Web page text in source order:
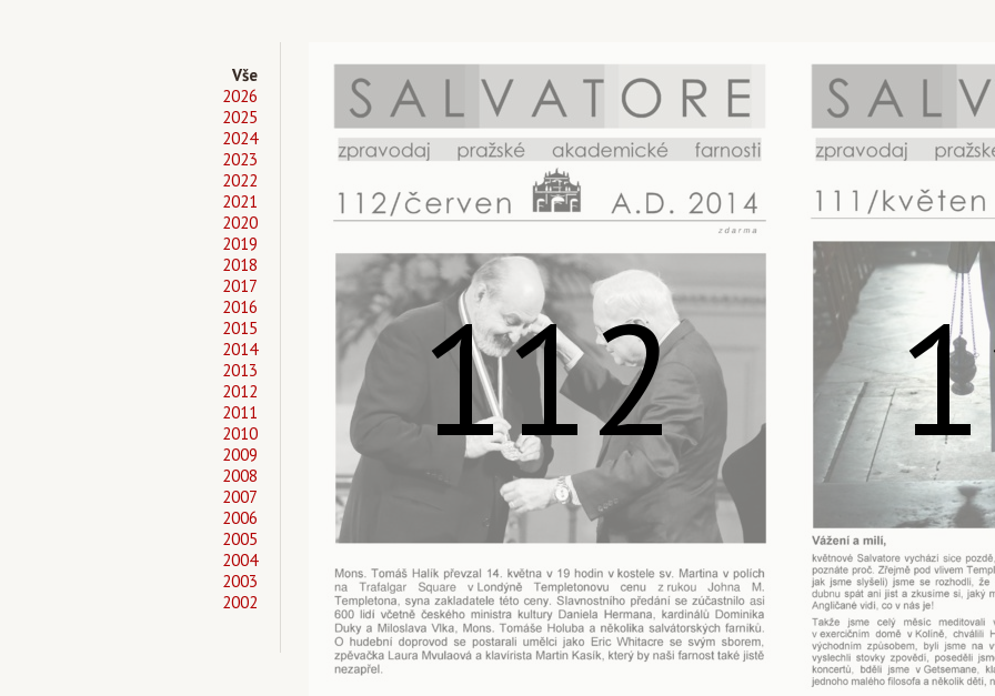
Vše
2026
2025
2024
2023
2022
2021
2020
2019
2018
2017
2016
2015
2014
2013
2012
2011
2010
2009
2008
2007
2006
2005
2004
2003
2002
112